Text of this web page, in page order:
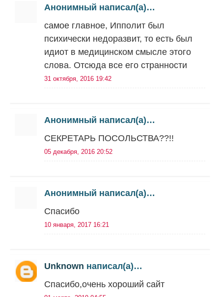
Анонимный написал(а)…
самое главное, Ипполит был
психически недоразвит, то есть был
идиот в медицинском смысле этого
слова. Отсюда все его странности
31 октября, 2016 19:42
Анонимный написал(а)…
СЕКРЕТАРЬ ПОСОЛЬСТВА??!!
05 декабря, 2016 20:52
Анонимный написал(а)…
Спасибо
10 января, 2017 16:21
Unknown написал(а)…
Спасибо,очень хороший сайт